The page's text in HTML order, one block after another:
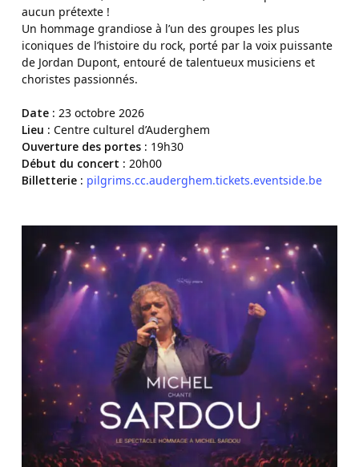
aucun prétexte !
Un hommage grandiose à l’un des groupes les plus
iconiques de l’histoire du rock, porté par la voix puissante
de Jordan Dupont, entouré de talentueux musiciens et
choristes passionnés.
Date : 23 octobre 2026
Lieu : Centre culturel d’Auderghem
Ouverture des portes : 19h30
Début du concert : 20h00
Billetterie : pilgrims.cc.auderghem.tickets.eventside.be